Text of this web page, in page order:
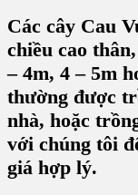
Các cây Cau
chiều cao
– 4m, 4 – 5m
thường được
nhà, hoặc
với chúng tôi
giá hợp lý.